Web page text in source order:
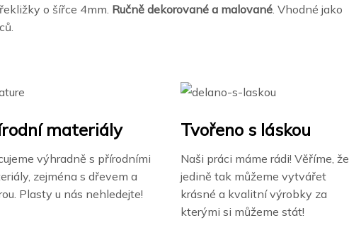
o šířce 4mm. Ručně dekorované a malované . Vhodné jako
materiály
výhradně s přírodními
zejména s dřevem a
Plasty u nás nehledejte!
Tvořeno s láskou
Naši práci máme rádi! Věříme, že
jedině tak můžeme vytvářet
krásné a kvalitní výrobky za
kterými si můžeme stát!